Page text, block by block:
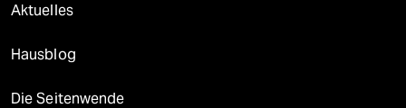
Aktuelles
Hausblog
Die Seitenwende